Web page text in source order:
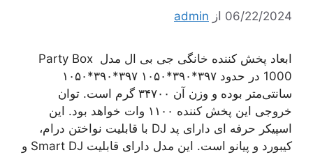
06/22/2024 از admin
ابعاد پخش کننده خانگی جی بی ال مدل Party Box
1000 در حدود ۳۹۷*۳۹۰*۱۰۵۰ ۳۹۷*۳۹۰*۱۰۵۰
سانتی‌متر بوده و وزن آن ۳۴۷۰۰ گرم است. توان
خروجی این پخش کننده ۱۱۰۰ وات خواهد بود. این
اسپیکر حرفه ای دارای پد DJ با قابلیت نواختن درام،
کیبورد و پیانو است. این مدل دارای قابلیت Smart DJ و